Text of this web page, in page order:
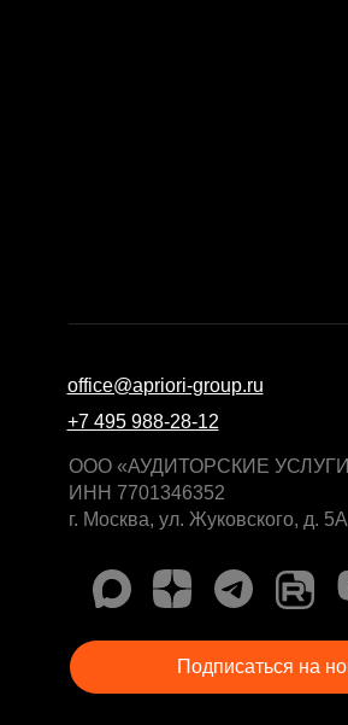
office@apriori-group.ru
+7 495 988-28-12
ООО «АУДИТОРСКИЕ
ИНН 7701346352
г. Москва, ул. Жуковского, д. 5А
Подписаться на